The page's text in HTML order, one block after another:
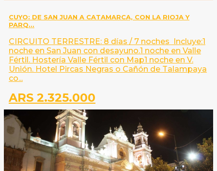
CUYO: DE SAN JUAN A CATAMARCA, CON LA RIOJA Y
PARQ...
CIRCUITO TERRESTRE: 8 días / 7 noches Incluye:1
noche en San Juan con desayuno.1 noche en Valle
Fértil. Hostería Valle Fértil con Map1 noche en V.
Unión. Hotel Pircas Negras o Cañón de Talampaya
co...
ARS 2.325.000